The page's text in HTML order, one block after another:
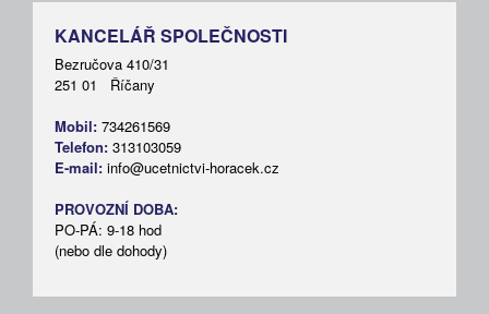
KANCELÁŘ SPOLEČNOSTI
Bezručova 410/31
251 01 Říčany
Mobil: 734261569
Telefon: 313103059
E-mail: info@ucetnictvi-horacek.cz
PROVOZNÍ DOBA:
PO-PÁ: 9-18 hod
(nebo dle dohody)